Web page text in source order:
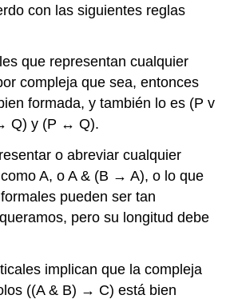
con las siguientes reglas
que representan cualquier
compleja que sea, entonces
formada, y también lo es (P v
Q) y (P ↔ Q).
o abreviar cualquier
A, o A & (B → A), o lo que
pueden ser tan
pero su longitud debe
implican que la compleja
((A & B) → C) está bien